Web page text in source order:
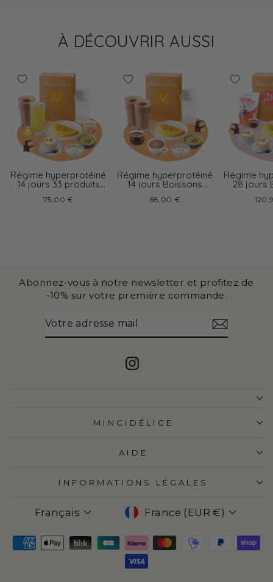
À DÉCOUVRIR AUSSI
Régime hyperprotéiné
14 jours 33 produits
75,00 €
Régime hyperprotéiné
14 jours Boissons
68,00 €
Régime
28 jours
Abonnez-vous à notre newsletter et profitez de
-10% sur votre première commande.
ADRESSE
Instagram
MINCIDÉLICE
AIDE
INFORMATIONS LÉGALES
LANGUE
Français DEVISE
France (EUR €)